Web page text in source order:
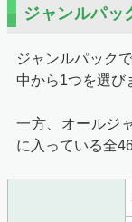
ジャンルパッ
ジャンルパック
中から1つを選び
一方、オールジ
に入っている全